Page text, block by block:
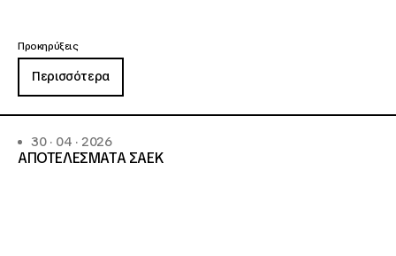
Προκηρύξεις
Περισσότερα
30 · 04 · 2026
ΑΠΟΤΕΛΕΣΜΑΤΑ ΣΑΕΚ